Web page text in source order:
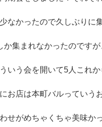
なかったので久しぶりに
か集まれなかったのです
いう会を開いて5人これ
お店は本町バルっていう
せがめちゃくちゃ美味か